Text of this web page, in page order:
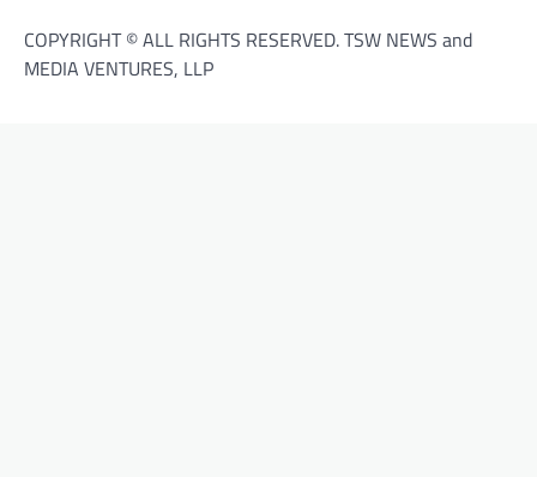
COPYRIGHT © ALL RIGHTS RESERVED. TSW NEWS and
MEDIA VENTURES, LLP